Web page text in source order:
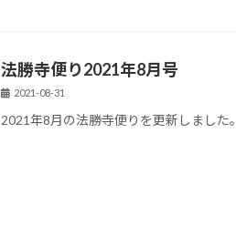
法勝寺便り2021年8月号
2021-08-31
2021年8月の法勝寺便りを更新しました。